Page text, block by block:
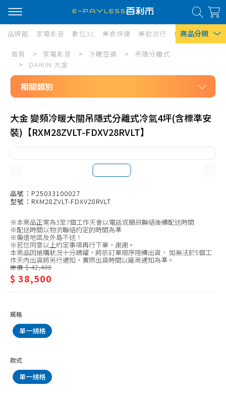
商品分類
熱門搜尋
風扇
口罩
除濕機
衛生紙
品牌館 家電影音 數位3C 美食保健 美妝流行 傢俱寢具 居
家
影
音/
冷
暖
空
隱
分
離
式/
DAIKIN
大
首頁 > 家電影音 > 冷暖空調 >
吊隱分離式
>
DAIKIN 大金
相關類別
冷暖空調
Panasonic 國際牌
DAIKIN 大金
MITSUBISHI 三菱電機
LG 樂金
FUJITSU 富士通
HERAN 禾聯
CHIMEI 奇美
TECO 東元
HAWRIN 華菱
BD 冰點
大金 變頻冷暖大關吊隱式分離式冷氣4坪(含標準安
裝)【RXM28ZVLT-FDXV28RVLT】
品號：P25033100027
型號：RXM28ZVLT-FDXV28RVLT
※本商品正常為3至7個工作天會以電話或簡訊聯絡後續配送時間
※配送時間以物流聯絡約定的時間為準
※偏遠地區及外島不送！
※若您同意以上約定事項再行下單，謝謝。
本商品因搶購狀況十分踴躍，將依訂單順序陸續出貨， 如無法於5個工
作天內出貨將另行通知，實際出貨時間以廠商通知為準。
原價 $ 42,400
$ 38,500
規格
單一規格
款式
單一規格